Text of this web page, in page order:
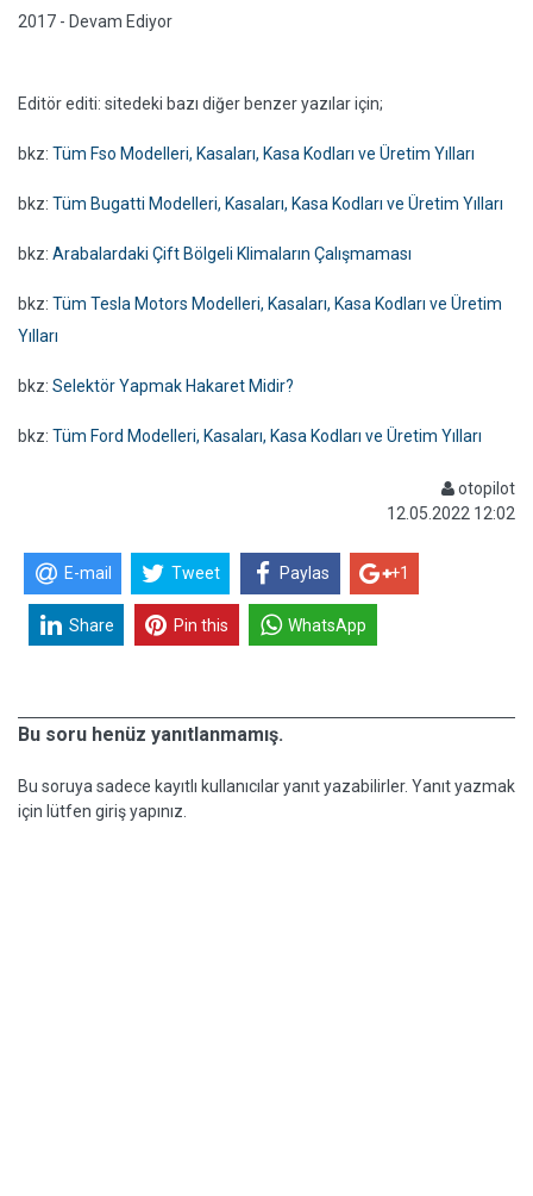
2017 - Devam Ediyor
Editör editi: sitedeki bazı diğer benzer yazılar için;
bkz: Tüm Fso Modelleri, Kasaları, Kasa Kodları ve Üretim Yılları
bkz: Tüm Bugatti Modelleri, Kasaları, Kasa Kodları ve Üretim Yılları
bkz: Arabalardaki Çift Bölgeli Klimaların Çalışmaması
bkz: Tüm Tesla Motors Modelleri, Kasaları, Kasa Kodları ve Üretim
Yılları
bkz: Selektör Yapmak Hakaret Midir?
bkz: Tüm Ford Modelleri, Kasaları, Kasa Kodları ve Üretim Yılları
otopilot
12.05.2022 12:02
E-mail Tweet Paylas +1
Share Pin this WhatsApp
Bu soru henüz yanıtlanmamış.
Bu soruya sadece kayıtlı kullanıcılar yanıt yazabilirler. Yanıt yazmak
için lütfen giriş yapınız.